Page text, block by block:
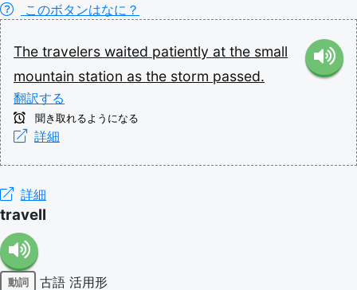
このボタンはなに？
The travelers waited patiently at the small
mountain station as the storm passed.
翻訳する
聞き取れるようになる
詳細
詳細
travell
動詞 古語 活用形